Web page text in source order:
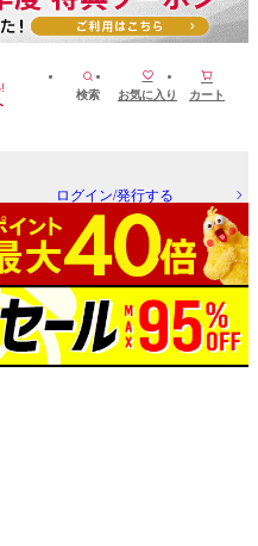
検索 お気に入り カート
ログイン/発行する